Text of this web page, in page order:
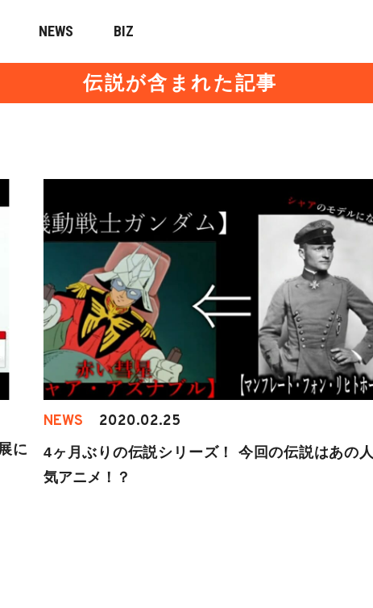
NEWS BIZ
伝説が含まれた記事
に
NEWS 2020.02.25
4ヶ月ぶりの伝説シリーズ！ 今回の伝説はあの人
気アニメ！？